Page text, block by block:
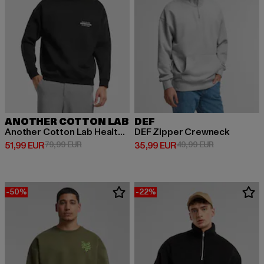
ANOTHER COTTON LAB
Another Cotton Lab Health and Sports Club Oversized Sweatshirt
51,99 EUR
Derzeitiger Preis: 51,99 EUR
79,99 EURAktionspreis: 79,99 EUR
DEF
DEF Zipper Crewneck
35,99 EUR
Derzeitiger Preis: 35,99 EUR
49,99 EURAktionspreis:
-50% -22%